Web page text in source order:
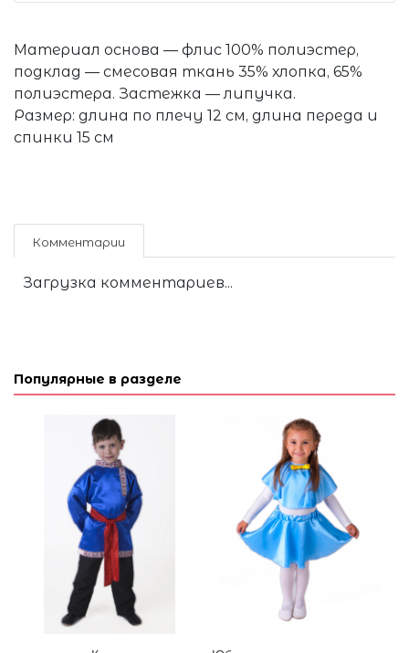
Материал основа — флис 100% полиэстер,
подклад — смесовая ткань 35% хлопка, 65%
полиэстера. Застежка — липучка.
Размер: длина по плечу 12 см, длина переда и
спинки 15 см
Комментарии
Загрузка комментариев...
Популярные в разделе